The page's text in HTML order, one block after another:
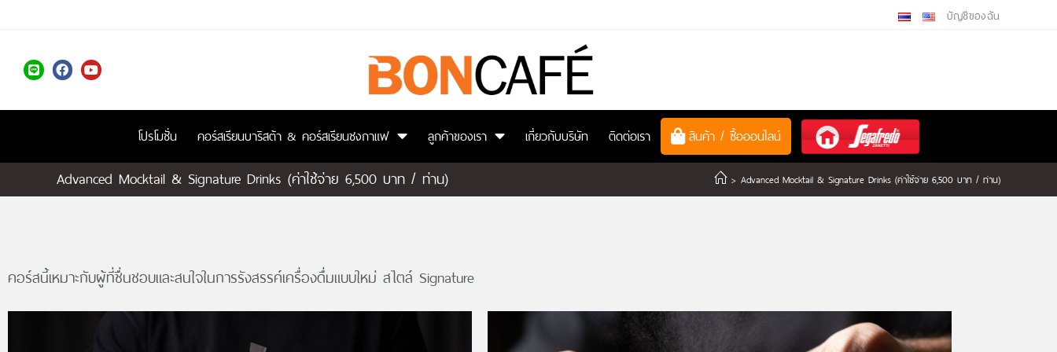
บัญชีของฉัน
โปรโมชั่น คอร์สเรียนบาริสต้า & คอร์สเรียนชงกาแฟ ลูกค้าของเรา เกี่ยวกับบริษัท ติดต่อเรา สินค้า / ซื้อออนไลน์
Advanced Mocktail & Signature Drinks (ค่าใช้จ่าย 6,500 บาท / ท่าน) > Advanced Mocktail & Signature Drinks (ค่าใช้จ่าย 6,500 บาท / ท่าน)
คอร์สนี้เหมาะกับผู้ที่ชื่นชอบและสนใจในการรังสรรค์เครื่องดื่มแบบใหม่ สไตล์ Signature